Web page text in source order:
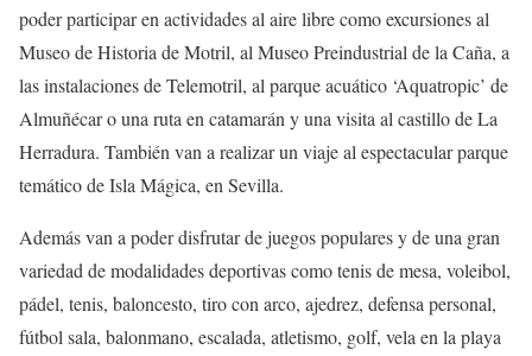
poder participar en actividades al aire libre como excursiones al
Museo de Historia de Motril, al Museo Preindustrial de la Caña, a
las instalaciones de Telemotril, al parque acuático ‘Aquatropic’ de
Almuñécar o una ruta en catamarán y una visita al castillo de La
Herradura. También van a realizar un viaje al espectacular parque
temático de Isla Mágica, en Sevilla.
Además van a poder disfrutar de juegos populares y de una gran
variedad de modalidades deportivas como tenis de mesa, voleibol,
pádel, tenis, baloncesto, tiro con arco, ajedrez, defensa personal,
fútbol sala, balonmano, escalada, atletismo, golf, vela en la playa